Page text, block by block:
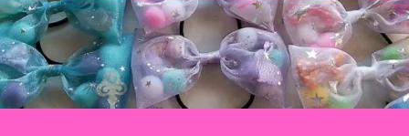

前へ

次へ
